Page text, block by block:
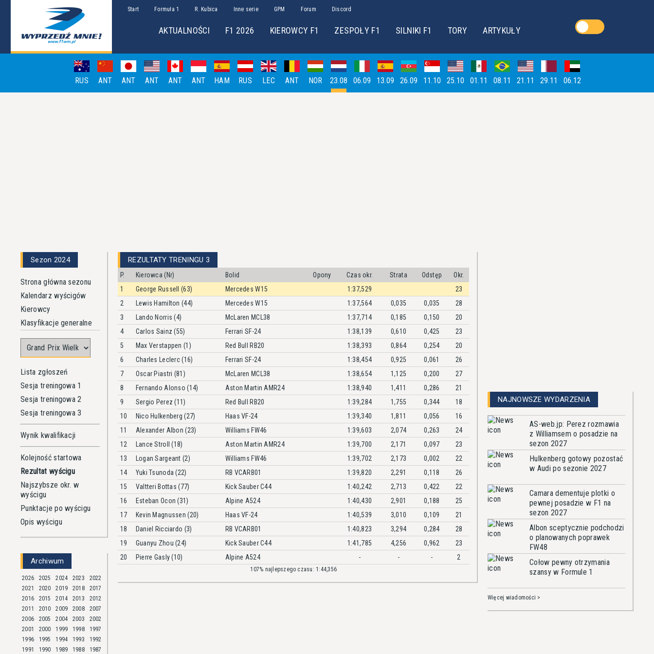
Start Formuła 1 R. Kubica Inne serie GPM Forum Discord
AKTUALNOŚCI F1 2026 KIEROWCY F1 ZESPOŁY F1 SILNIKI F1 TORY ARTYKUŁY
RUS ANT ANT ANT ANT ANT HAM RUS LEC ANT NOR 23.08 06.09 13.09 26.09 11.10 25.10 01.11 08.11 21.11 29.11 06.12
Sezon 2024
Strona główna sezonu
Kalendarz wyścigów
Kierowcy
Klasyfikacje generalne
Lista zgłoszeń
Sesja treningowa 1
Sesja treningowa 2
Sesja treningowa 3
Wynik kwalifikacji
Kolejność startowa
Rezultat wyścigu
Najszybsze okr. w
wyścigu
Punktacje po wyścigu
Opis wyścigu
Archiwum
2026 2025 2024 2023
2022
2021
2020 2019 2018
2017
2016
2015 2014 2013
2012
2011
2010 2009 2008
2007
2006
2005 2004 2003
2002
2001
2000 1999 1998
1997
1996
1995 1994 1993
1992
1991
1990 1989 1988 1987
REZULTATY TRENINGU 3
P. Kierowca (Nr) Bolid Opony Czas okr. Strata Odstęp
Okr.
1
George Russell (63) Mercedes W15 1:37,529
23
2
Lewis Hamilton (44) Mercedes W15 1:37,564 0,035 0,035
28
3
Lando Norris (4) McLaren MCL38 1:37,714 0,185 0,150
20
4
Carlos Sainz (55) Ferrari SF-24 1:38,139 0,610 0,425
23
5
Max Verstappen (1) Red Bull RB20 1:38,393 0,864 0,254
20
6
Charles Leclerc (16) Ferrari SF-24 1:38,454 0,925 0,061
26
7
Oscar Piastri (81) McLaren MCL38 1:38,654 1,125 0,200
27
8
Fernando Alonso (14) Aston Martin AMR24 1:38,940 1,411 0,286
21
9
Sergio Perez (11) Red Bull RB20 1:39,284 1,755 0,344
18
10
Nico Hulkenberg (27) Haas VF-24 1:39,340 1,811 0,056
16
11
Alexander Albon (23) Williams FW46 1:39,603 2,074 0,263
24
12
Lance Stroll (18) Aston Martin AMR24 1:39,700 2,171 0,097
23
13
Logan Sargeant (2) Williams FW46 1:39,702 2,173 0,002
22
14
Yuki Tsunoda (22) RB VCARB01 1:39,820 2,291 0,118
26
15
Valtteri Bottas (77) Kick Sauber C44 1:40,242 2,713 0,422
22
16
Esteban Ocon (31) Alpine A524 1:40,430 2,901 0,188
25
17
Kevin Magnussen (20) Haas VF-24 1:40,539 3,010 0,109
21
18
Daniel Ricciardo (3) RB VCARB01 1:40,823 3,294 0,284
28
19
Guanyu Zhou (24) Kick Sauber C44 1:41,785 4,256 0,962
23
20
Pierre Gasly (10) Alpine A524 - - - 2
107% najlepszego czasu: 1:44,356
NAJNOWSZE WYDARZENIA
AS-web.jp: Perez rozmawia
z Williamsem o posadzie na
sezon 2027
Hulkenberg gotowy pozostać
w Audi po sezonie 2027
Camara dementuje plotki o
pewnej posadzie w F1 na
sezon 2027
Albon sceptycznie podchodzi
o planowanych poprawek
FW48
Cołow pewny otrzymania
szansy w Formule 1
Więcej wiadomości >